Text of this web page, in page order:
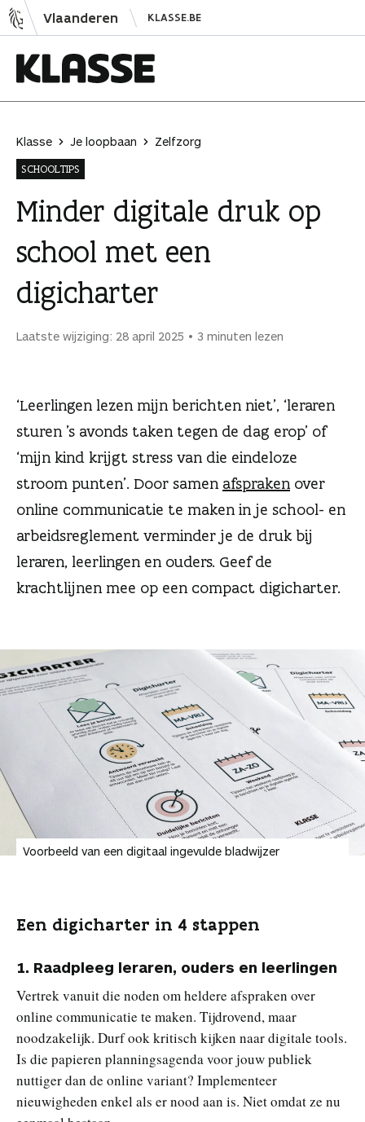
N
a
Vlaanderen KLASSE.BE
a
s
s
e
Klasse Je loopbaan
Zelfzorg
SCHOOLTIPS
Minder digitale druk op
school met een
digicharter
Laatste wijziging: 28 april 2025 3 minuten lezen
‘Leerlingen lezen mijn berichten niet’, ‘leraren
sturen ’s avonds taken tegen de dag erop’ of
‘mijn kind krijgt stress van die eindeloze
stroom punten’. Door samen afsprakenover
online communicatie te maken in je school- en
arbeidsreglement verminder je de druk bij
leraren, leerlingen en ouders. Geef de
krachtlijnen mee op een compact digicharter.
Voorbeeld van een digitaal ingevulde bladwijzer
Een digicharter in 4 stappen
1. Raadpleeg leraren, ouders en leerlingen
Vertrek vanuit die noden om heldere afspraken over
online communicatie te maken. Tijdrovend, maar
noodzakelijk. Durf ook kritisch kijken naar digitale tools.
Is die papieren planningsagenda voor jouw publiek
nuttiger dan de online variant? Implementeer
nieuwigheden enkel als er nood aan is. Niet omdat ze nu